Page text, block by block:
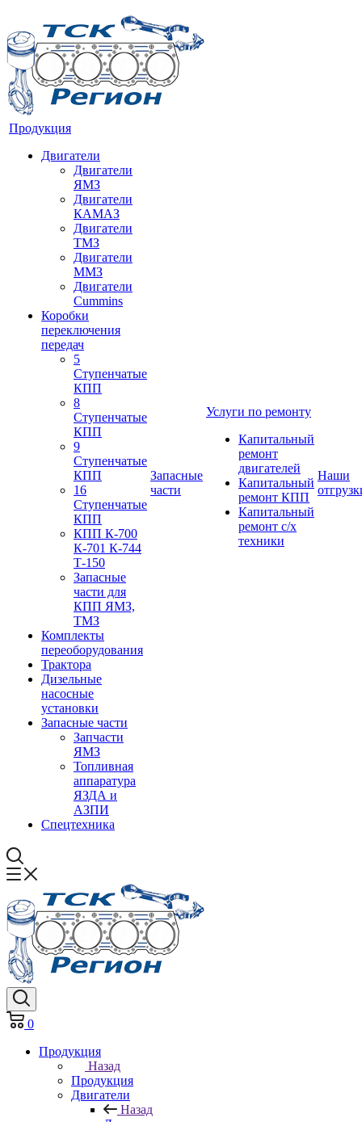
Продукция
Двигатели
Двигатели
ЯМЗ
Двигатели
КАМАЗ
Двигатели
ТМЗ
Двигатели
ММЗ
Двигатели
Cummins
Коробки
переключения
передач
5
Ступенчатые
КПП
8
Ступенчатые
КПП
9
Ступенчатые
КПП
16
Ступенчатые
КПП
КПП К-700
К-701 К-744
Т-150
Запасные
части для
КПП ЯМЗ,
ТМЗ
Комплекты
переоборудования
Трактора
Дизельные
насосные
установки
Запасные части
Запчасти
ЯМЗ
Топливная
аппаратура
ЯЗДА и
АЗПИ
Спецтехника
Запасные
части
Услуги по ремонту
Капитальный
ремонт
двигателей
Капитальный
ремонт КПП
Капитальный
ремонт с/х
техники
Наши
0
Продукция
Назад
Продукция
Двигатели
Назад